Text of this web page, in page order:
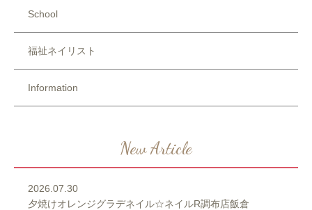
School
福祉ネイリスト
Information
New Article
2026.07.30
夕焼けオレンジグラデネイル☆ネイルR調布店飯倉